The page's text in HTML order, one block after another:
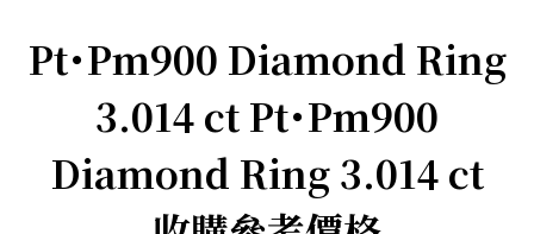
Pt･Pm900 Diamond Ring
3.014 ct Pt･Pm900
Diamond Ring 3.014 ct